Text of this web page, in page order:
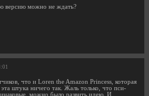
версию можно не ждать?
что и Loren the Amazon Princess, которая
штука ничего так. Жаль только, что пси-
можно было развить идею. И